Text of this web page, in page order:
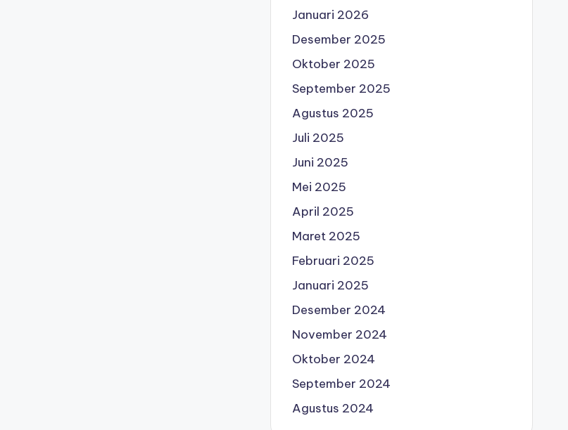
Januari 2026
Desember 2025
Oktober 2025
September 2025
Agustus 2025
Juli 2025
Juni 2025
Mei 2025
April 2025
Maret 2025
Februari 2025
Januari 2025
Desember 2024
November 2024
Oktober 2024
September 2024
Agustus 2024